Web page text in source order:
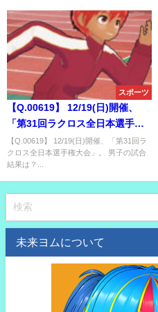
スポーツ
【Q.00619】 12/19(日)開催、
「第31回ラクロス全日本選手権
大会」。 男子の試合結果は？
【Q.00619】 12/19(日)開催、「第31回ラ
クロス全日本選手権大会」。 男子の試合
結果は？...
未来ヨムについて